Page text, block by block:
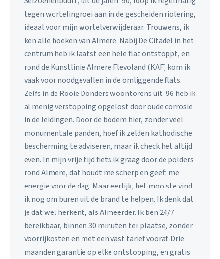
tegen wortelingroei aan in de gescheiden riolering,
ideaal voor mijn wortelverwijderaar. Trouwens, ik
ken alle hoeken van Almere. Nabij De Citadel in het
centrum heb ik laatst een hele flat ontstoppt, en
rond de Kunstlinie Almere Flevoland (KAF) kom ik
vaak voor noodgevallen in de omliggende flats.
Zelfs in de Rooie Donders woontorens uit '96 heb ik
al menig verstopping opgelost door oude corrosie
in de leidingen. Door de bodem hier, zonder veel
monumentale panden, hoef ik zelden kathodische
bescherming te adviseren, maar ik check het altijd
even. In mijn vrije tijd fiets ik graag door de polders
rond Almere, dat houdt me scherp en geeft me
energie voor de dag. Maar eerlijk, het mooiste vind
ik nog om buren uit de brand te helpen. Ik denk dat
je dat wel herkent, als Almeerder. Ik ben 24/7
bereikbaar, binnen 30 minuten ter plaatse, zonder
voorrijkosten en met een vast tarief vooraf. Drie
maanden garantie op elke ontstopping, en gratis